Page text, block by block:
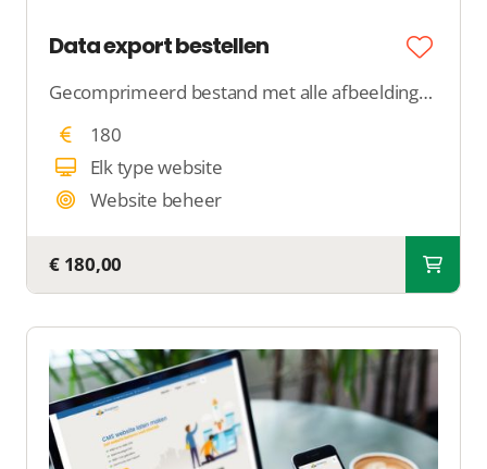
Data export bestellen
Gecomprimeerd bestand met alle afbeeldingen en data
180
Elk type website
Website beheer
€ 180,00